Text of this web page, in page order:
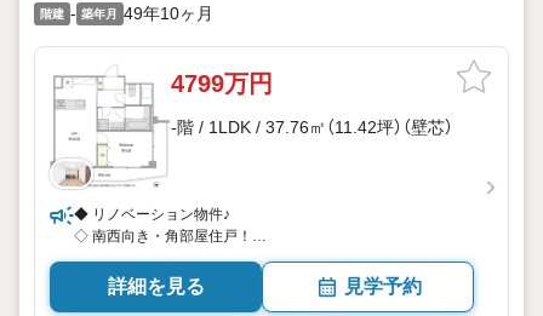
階建 - 築年月 49年10ヶ月
4799万円
-階 / 1LDK / 37.76㎡（11.42坪）（壁芯）
◆ リノベーション物件♪
◇ 南西向き・角部屋住戸！
◆ 陽当り良好
詳細を見る 見学予約